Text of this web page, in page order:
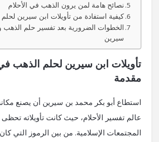
نصائح هامة لمن يرون الذهب في الأحلام
كيفية استفادة من تأويلات ابن سيرين
الخطوات الضرورية ​بعد تفسير حلم‌ الذهب
سيرين
تأويلات ابن سيرين لحلم ‌الذهب
مقدمة
استطاع أبو بكر محمد‌ بن سيرين أن يصنع⁤
عالم ⁣تفسير الأحلام، حيث كانت تأويلاته
المجتمعات الإسلامية. من بين الرموز التي‌